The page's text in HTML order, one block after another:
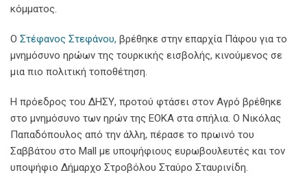
κόμματος.
Ο Στέφανος Στεφάνου, βρέθηκε στην επαρχία Πάφου για το
μνημόσυνο ηρώων της τουρκικής εισβολής, κινούμενος σε
μια πιο πολιτική τοποθέτηση.
Η πρόεδρος του ΔΗΣΥ, προτού φτάσει στον Αγρό βρέθηκε
στο μνημόσυνο των ηρών της ΕΟΚΑ στα σπήλια. Ο Νικόλας
Παπαδόπουλος από την άλλη, πέρασε το πρωινό του
Σαββάτου στο Mall με υποψήφιους ευρωβουλευτές και τον
υποψήφιο Δήμαρχο Στροβόλου Σταύρο Σταυρινίδη.